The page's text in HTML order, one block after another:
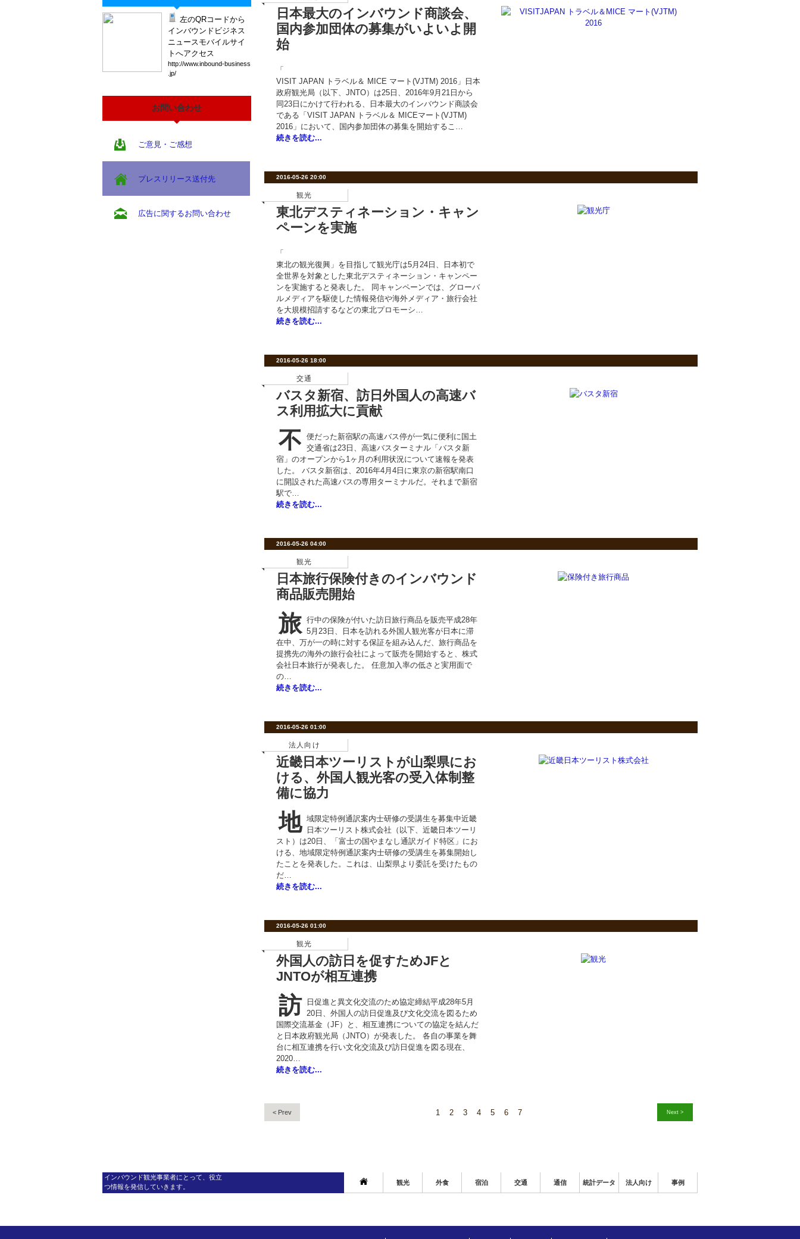
左のQRコードから
インバウンドビジネス
ニュースモバイルサイ
トへアクセス
http://www.inbound-business
.jp/
お問い合わせ
ご意見・ご感想
プレスリリース送付先
広告に関するお問い合わせ
日本最大のインバウンド商談会、
国内参加団体の募集がいよいよ開
始
「
VISIT JAPAN トラベル＆ MICE マート(VJTM) 2016」日本
政府観光局（以下、JNTO）は25日、2016年9月21日から
同23日にかけて行われる、日本最大のインバウンド商談会
である「VISIT JAPAN トラベル＆ MICEマート(VJTM)
2016」において、国内参加団体の募集を開始するこ…
続きを読む...
2016-05-26 20:00
観光
東北デスティネーション・キャン
ペーンを実施
「
東北の観光復興」を目指して観光庁は5月24日、日本初で
全世界を対象とした東北デスティネーション・キャンペー
ンを実施すると発表した。 同キャンペーンでは、グローバ
ルメディアを駆使した情報発信や海外メディア・旅行会社
を大規模招請するなどの東北プロモーシ…
続きを読む...
2016-05-26 18:00
交通
バスタ新宿、訪日外国人の高速バ
ス利用拡大に貢献
不 便だった新宿駅の高速バス停が一気に便利に国土
交通省は23日、高速バスターミナル「バスタ新
宿」のオープンから1ヶ月の利用状況について速報を発表
した。 バスタ新宿は、2016年4月4日に東京の新宿駅南口
に開設された高速バスの専用ターミナルだ。それまで新宿
駅で…
続きを読む...
2016-05-26 04:00
観光
日本旅行保険付きのインバウンド
商品販売開始
旅 行中の保険が付いた訪日旅行商品を販売平成28年
5月23日、日本を訪れる外国人観光客が日本に滞
在中、万が一の時に対する保証を組み込んだ、旅行商品を
提携先の海外の旅行会社によって販売を開始すると、株式
会社日本旅行が発表した。 任意加入率の低さと実用面で
の…
続きを読む...
2016-05-26 01:00
法人向け
近畿日本ツーリストが山梨県にお
ける、外国人観光客の受入体制整
備に協力
地 域限定特例通訳案内士研修の受講生を募集中近畿
日本ツーリスト株式会社（以下、近畿日本ツーリ
スト）は20日、「富士の国やまなし通訳ガイド特区」にお
ける、地域限定特例通訳案内士研修の受講生を募集開始し
たことを発表した。これは、山梨県より委託を受けたもの
だ…
続きを読む...
2016-05-26 01:00
観光
外国人の訪日を促すためJFと
JNTOが相互連携
訪
日促進と異文化交流のため協定締結平成28年5月
20日、外国人の訪日促進及び文化交流を図るため
国際交流基金（JF）と、相互連携についての協定を結んだ
と日本政府観光局（JNTO）が発表した。 各自の事業を舞
台に相互連携を行い文化交流及び訪日促進を図る現在、
2020…
続きを読む...
< Prev 1 2 3 4 5 6 7 Next >
インバウンド観光事業者にとって、役立
つ情報を発信していきます。
観光 外食 宿泊 交通 通信 統計データ 法人向け 事例